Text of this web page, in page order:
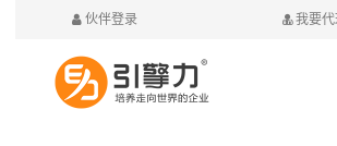
伙伴登录 我要代